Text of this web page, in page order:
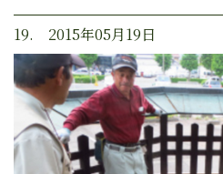
19. 2015年05月19日